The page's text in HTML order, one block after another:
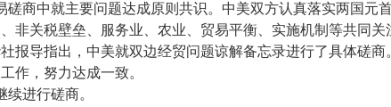
磋商中就主要问题达成原则共识。中美双方认真落实两国元
非关税壁垒、服务业、农业、贸易平衡、实施机制等共同关
报导指出，中美就双边经贸问题谅解备忘录进行了具体磋商
作，努力达成一致。
进行磋商。